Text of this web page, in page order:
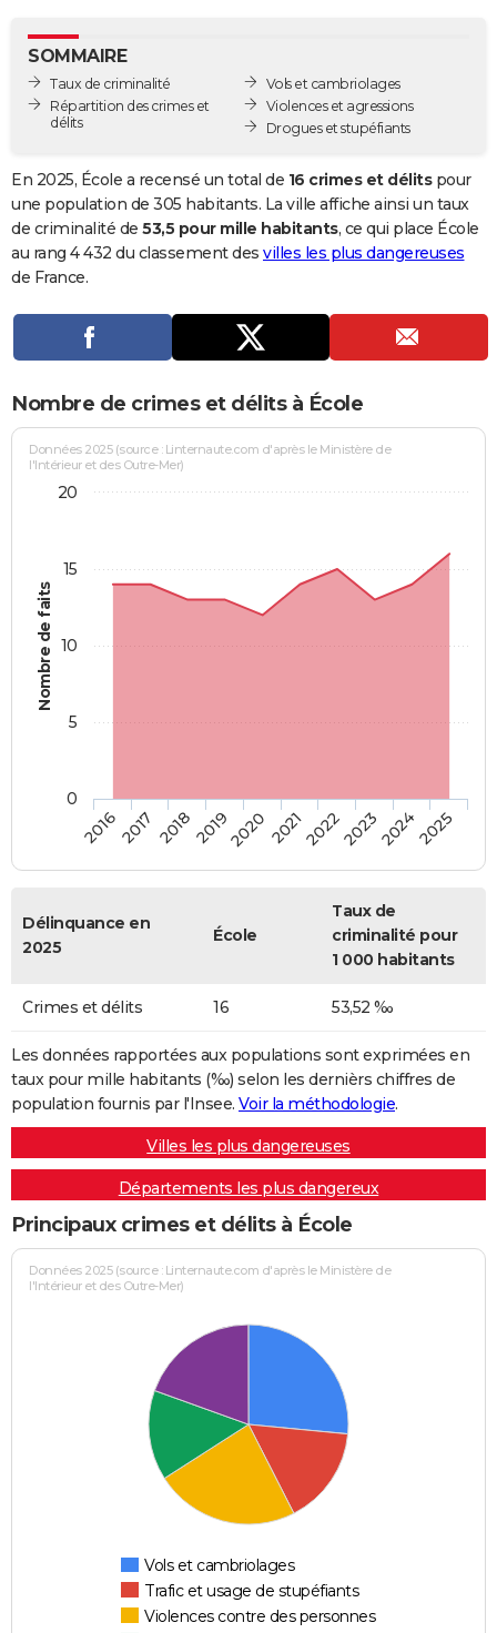
GUIDES D'ACHAT
BONS PLANS
Carte de Noël
Carte Bonne année
Carte Saint-Valentin
Carte Pâques
Carte d'anniversaire
DICTIONNAIRE
Dictionnaire
Biographies
Citations
Expressions
Proverbes
PROGRAMME TV
Se connecter
Entreprises
Service militaire
Avis de recherche
AVIS DE DÉCÈS
Bricolage
Lifestyle
Culture
Sport
Auto
Television
Voyage
Cinema
SOMMAIRE
Taux de criminalité
Répartition des crimes et
délits
Vols et cambriolages
Violences et agressions
Drogues et stupéfiants
En 2025, École a recensé un total de 16 crimes et délitspour
une population de 305 habitants. La ville affiche ainsi un taux
de criminalité de 53,5 pour mille habitants, ce qui place École
au rang 4 432 du classement des villes les plus dangereuses
de France.
Nombre de crimes et délits à École
Nombre de faits
Données 2025 (source : Linternaute.com d'après le Ministère de
l'Intérieur et des Outre-Mer)
20162017 20182019202020212022202320242025
0
5
10
15
20
Délinquance en
2025
École
Taux de
criminalité pour
1 000 habitants
Crimes et délits 16 53,52 ‰
Les données rapportées aux populations sont exprimées en
taux pour mille habitants (‰) selon les dernièrs chiffres de
population fournis par l'Insee. Voir la méthodologie.
Villes les plus dangereuses
Départements les plus dangereux
Principaux crimes et délits à École
Données 2025 (source : Linternaute.com d'après le Ministère de
l'Intérieur et des Outre-Mer)
Vols et cambriolages
Trafic et usage de stupéfiants
Violences contre des personnes